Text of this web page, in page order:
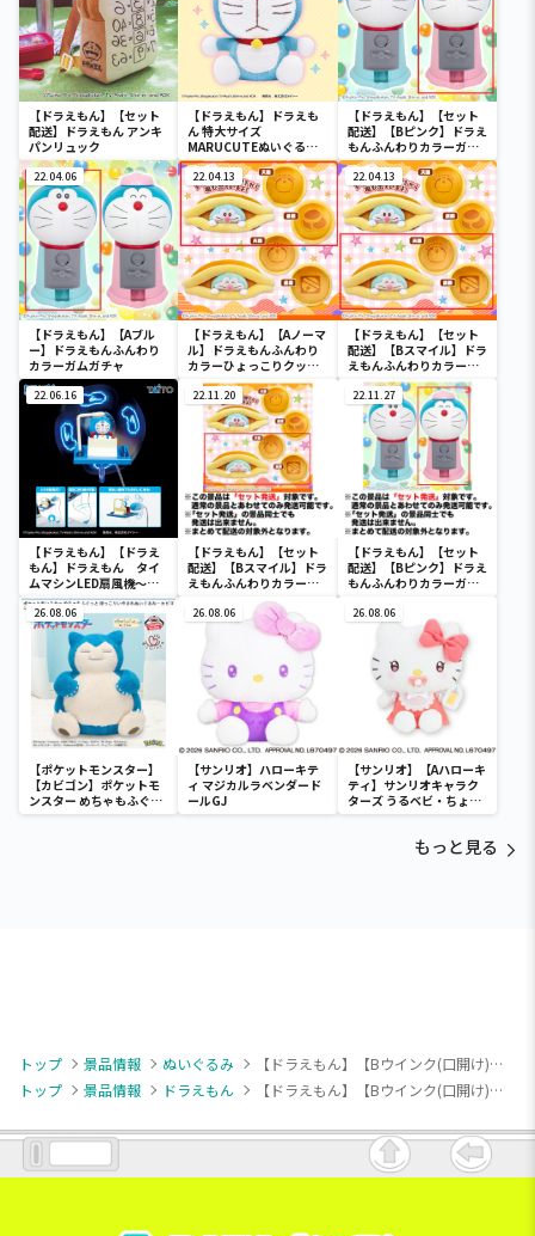
【ドラえもん】【セット
配送】ドラえもん アンキ
パンリュック
【ドラえもん】ドラえも
ん 特大サイズ
MARUCUTEぬいぐるみ
vol.2
【ドラえもん】【セット
配送】【Bピンク】ドラえ
もんふんわりカラーガム
ガチャ
22.04.06
【ドラえもん】【Aブル
ー】ドラえもんふんわり
カラーガムガチャ
22.04.13
【ドラえもん】【Aノーマ
ル】ドラえもんふんわり
カラーひょっこりクッシ
ョン
22.04.13
【ドラえもん】【セット
配送】【Bスマイル】ドラ
えもんふんわりカラーひ
ょっこりクッション
22.06.16
【ドラえもん】【ドラえ
もん】ドラえもん タイ
ムマシンLED扇風機～
Renewal～
22.11.20
【ドラえもん】【セット
配送】【Bスマイル】ドラ
えもんふんわりカラーひ
ょっこりクッション
22.11.27
【ドラえもん】【セット
配送】【Bピンク】ドラえ
もんふんわりカラーガム
26.08.06
【ポケットモンスター】
【カビゴン】ポケットモ
ンスター めちゃもふぐっ
と ほっこりいやされぬい
26.08.06
【サンリオ】ハローキテ
ィ マジカルラベンダード
ールGJ
26.08.06
【サンリオ】【Aハローキ
ティ】サンリオキャラク
ターズ うるベビ・ちょい
デカドール
もっと見る
トップ 景品情報 ぬいぐるみ
【ドラえもん】【Bウインク(口開け)】ドラえもん くるくるタケコプターBIGぬいぐるみ
トップ
景品情報 ドラえもん 【ドラえもん】【Bウインク(口開け)】ドラえもん くるくるタケコプターBIGぬいぐるみ